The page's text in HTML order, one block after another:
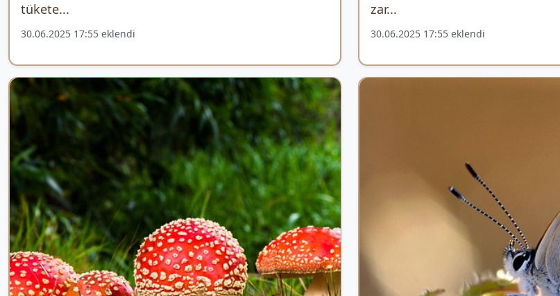
tükete...
30.06.2025 17:55 eklendi
zar...
30.06.2025 17:55 eklendi